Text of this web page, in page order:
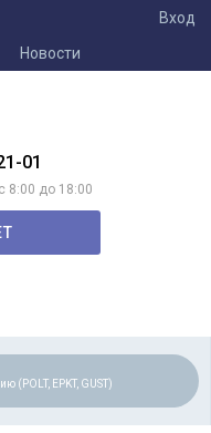
Новости
Вход
01
8:00 до 18:00